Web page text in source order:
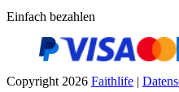
Einfach bezahlen
Copyright 2026 Faithlife |